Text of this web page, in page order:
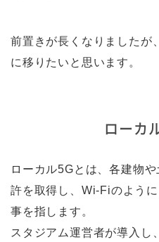
前置きが長くなりましたが
に移りたいと思います。
ローカ
ローカル5Gとは、各建物
許を取得し、Wi-Fiのよう
事を指します。
スタジアム運営者が導入し